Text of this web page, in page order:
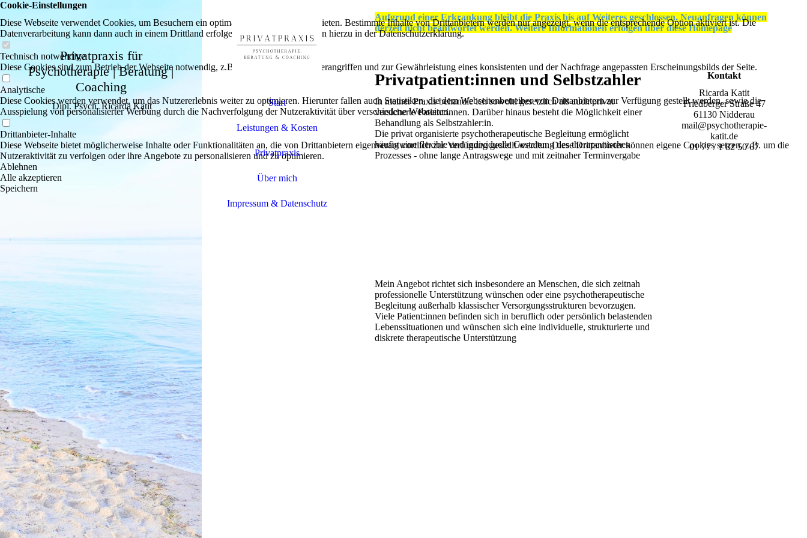
Privatpraxis für
Psychotherapie | Beratung |
Coaching
Dipl. Psych. Ricarda Katit Start
Leistungen & Kosten
Privatpraxis
Über mich
Impressum & Datenschutz
Aufgrund einer Erkrankung bleibt die Praxis bis auf Weiteres geschlossen. Neuanfragen können
derzeit nicht beantwortet werden. Weitere Informationen erfolgen über diese Homepage
Privatpatient:innen und Selbstzahler
In meiner Praxis behandle ich sowohl gesetzlich als auch privat
versicherte Patient:innen. Darüber hinaus besteht die Möglichkeit einer
Behandlung als Selbstzahler:in.
Die privat organisierte psychotherapeutische Begleitung ermöglicht
häufig eine flexible und individuelle Gestaltung des therapeutischen
Prozesses - ohne lange Antragswege und mit zeitnaher Terminvergabe
Mein Angebot richtet sich insbesondere an Menschen, die sich zeitnah
professionelle Unterstützung wünschen oder eine psychotherapeutische
Begleitung außerhalb klassischer Versorgungsstrukturen bevorzugen.
Viele Patient:innen befinden sich in beruflich oder persönlich belastenden
Lebenssituationen und wünschen sich eine individuelle, strukturierte und
diskrete therapeutische Unterstützung
Kontakt
Ricarda Katit
Friedberger Straße 47
61130 Nidderau
mail@psychotherapie-
katit.de
01 77 / 1 82 50 67
Cookie-Einstellungen
Diese Webseite verwendet Cookies, um Besuchern ein optimales Nutzererlebnis zu bieten. Bestimmte Inhalte von Drittanbietern werden nur angezeigt, wenn die entsprechende Option aktiviert ist. Die
Datenverarbeitung kann dann auch in einem Drittland erfolgen. Weitere Informationen hierzu in der Datenschutzerklärung.
Technisch notwendige
Diese Cookies sind zum Betrieb der Webseite notwendig, z.B. zum Schutz vor Hackerangriffen und zur Gewährleistung eines konsistenten und der Nachfrage angepassten Erscheinungsbilds der Seite.
Analytische
Diese Cookies werden verwendet, um das Nutzererlebnis weiter zu optimieren. Hierunter fallen auch Statistiken, die dem Webseitenbetreiber von Drittanbietern zur Verfügung gestellt werden, sowie die
Ausspielung von personalisierter Werbung durch die Nachverfolgung der Nutzeraktivität über verschiedene Webseiten.
Drittanbieter-Inhalte
Diese Webseite bietet möglicherweise Inhalte oder Funktionalitäten an, die von Drittanbietern eigenverantwortlich zur Verfügung gestellt werden. Diese Drittanbieter können eigene Cookies setzen, z.B. um die
Nutzeraktivität zu verfolgen oder ihre Angebote zu personalisieren und zu optimieren.
Ablehnen
Alle akzeptieren
Speichern